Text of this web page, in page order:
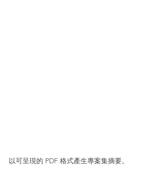
以可呈現的 PDF 格式產生專案集摘要。